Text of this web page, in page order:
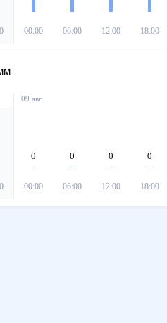
00:00 06:00 12:00 18:00
09 авг
0
00:00
0
06:00
0
12:00
0
18:00